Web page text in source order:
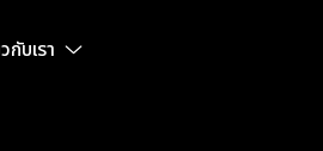
กับเรา